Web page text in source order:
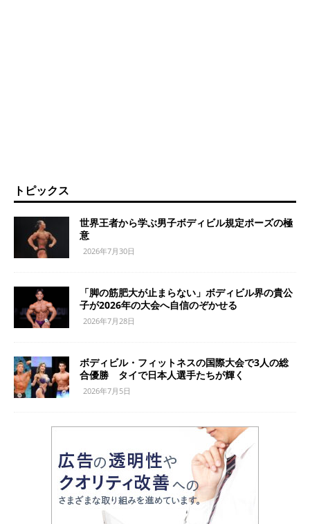
トピックス
世界王者から学ぶ男子ボディビル規定ポーズの極
意
2026年7月30日
「脚の筋肥大が止まらない」ボディビル界の貴公
子が2026年の大会へ自信のぞかせる
2026年7月28日
ボディビル・フィットネスの国際大会で3人の総
合優勝 タイで日本人選手たちが輝く
2026年7月5日